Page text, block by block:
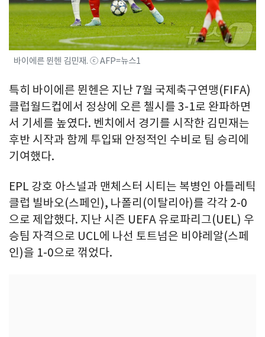
바이에른 뮌헨 김민재. ⓒ AFP=뉴스1
특히 바이에른 뮌헨은 지난 7월 국제축구연맹(FIFA)
클럽월드컵에서 정상에 오른 첼시를 3-1로 완파하면
서 기세를 높였다. 벤치에서 경기를 시작한 김민재는
후반 시작과 함께 투입돼 안정적인 수비로 팀 승리에
기여했다.
EPL 강호 아스널과 맨체스터 시티는 복병인 아틀레틱
클럽 빌바오(스페인), 나폴리(이탈리아)를 각각 2-0
으로 제압했다. 지난 시즌 UEFA 유로파리그(UEL) 우
승팀 자격으로 UCL에 나선 토트넘은 비야레알(스페
인)을 1-0으로 꺾었다.